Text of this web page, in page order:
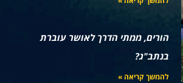
הורים, ממתי הדרך לאושר עוברת
בנתב"ג?
להמשך קריאה »